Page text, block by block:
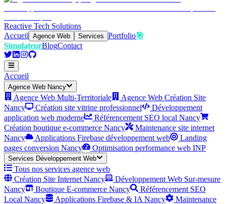
Reactive Tech Solutions
Accueil Agence Web Services Portfolio🎯
SimulateurBlogContact
Accueil
Agence Web Nancy
Agence Web Multi-Territoriale
Agence Web Création Site
Nancy
Création site vitrine professionnel
Développement
application web moderne
Référencement SEO local Nancy
Création boutique e-commerce Nancy
Maintenance site internet
Nancy
Applications Firebase développement web
Landing
pages conversion Nancy
Optimisation performance web INP
Services Développement Web
Tous nos services agence web
Création Site Internet Nancy
Développement Web Sur-mesure
Nancy
Boutique E-commerce Nancy
Référencement SEO
Local Nancy
Applications Firebase & IA Nancy
Maintenance